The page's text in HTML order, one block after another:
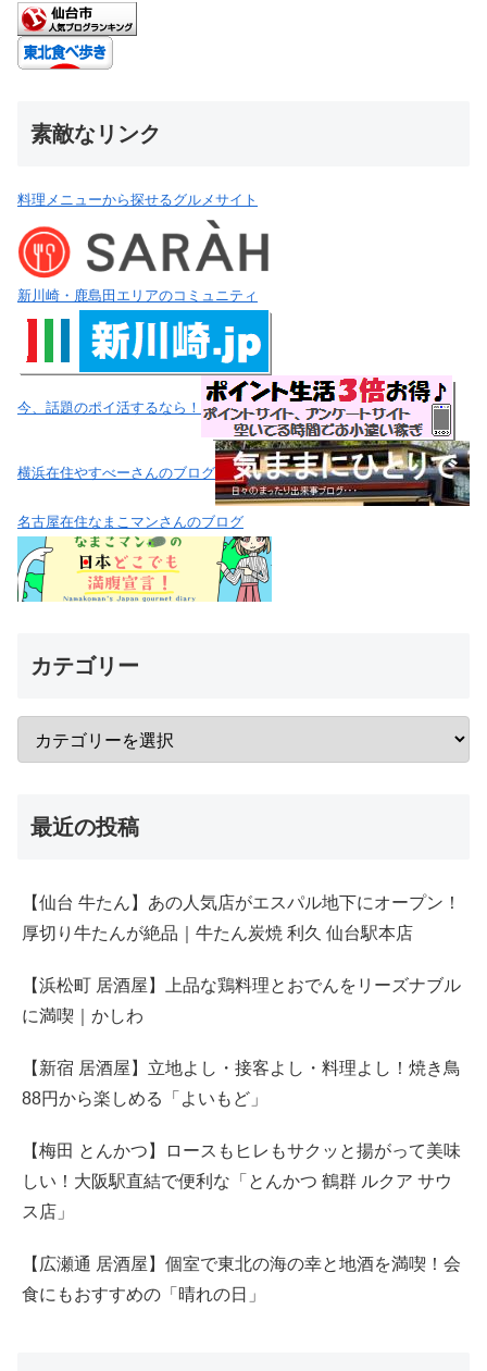
素敵なリンク
料理メニューから探せるグルメサイト
新川崎・鹿島田エリアのコミュニティ
今、話題のポイ活するなら！
横浜在住やすべーさんのブログ
名古屋在住なまこマンさんのブログ
カテゴリー
最近の投稿
【仙台 牛たん】あの人気店がエスパル地下にオープン！
厚切り牛たんが絶品｜牛たん炭焼 利久 仙台駅本店
【浜松町 居酒屋】上品な鶏料理とおでんをリーズナブル
に満喫｜かしわ
【新宿 居酒屋】立地よし・接客よし・料理よし！焼き鳥
88円から楽しめる「よいもど」
【梅田 とんかつ】ロースもヒレもサクッと揚がって美味
しい！大阪駅直結で便利な「とんかつ 鶴群 ルクア サウ
ス店」
【広瀬通 居酒屋】個室で東北の海の幸と地酒を満喫！会
食にもおすすめの「晴れの日」